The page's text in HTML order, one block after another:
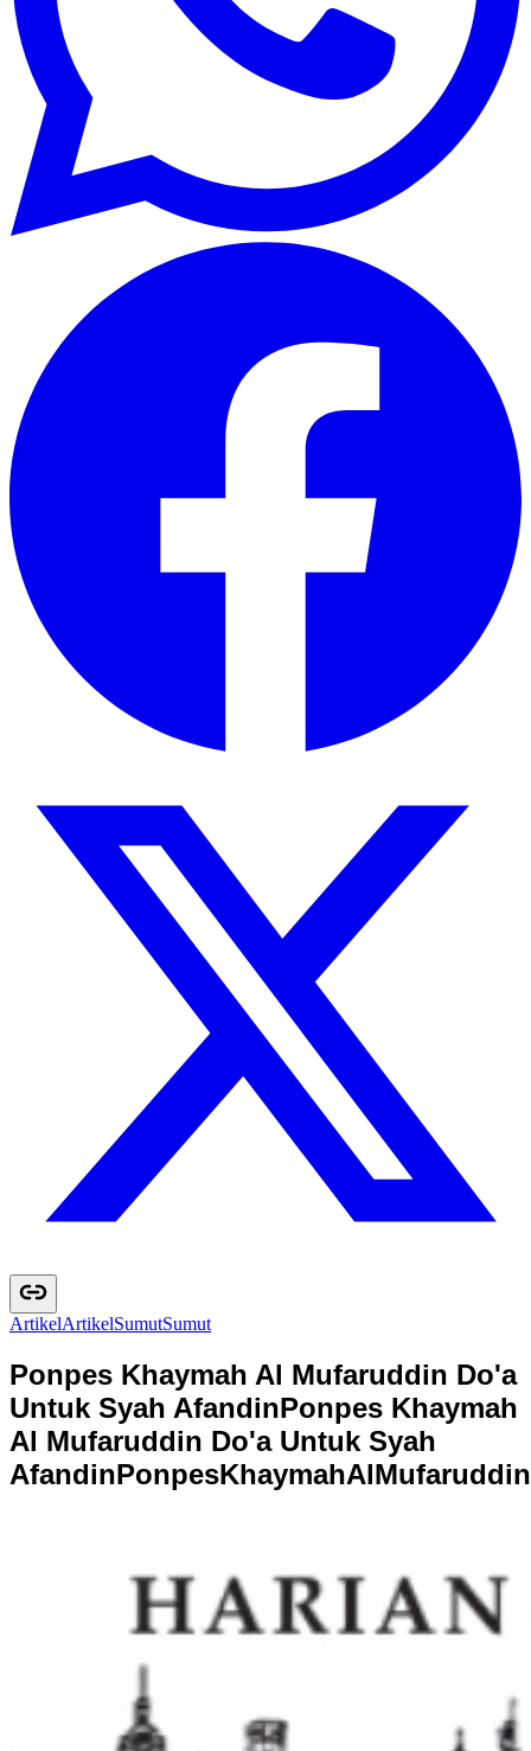
ArtikelArtikelSumutSumut
Ponpes Khaymah Al Mufaruddin Do'a
Untuk Syah AfandinPonpes Khaymah
Al Mufaruddin Do'a Untuk Syah
AfandinPonpesKhaymahAlMufaruddin